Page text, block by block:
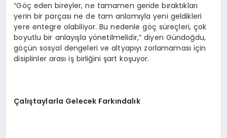
“Göç eden bireyler, ne tamamen geride bıraktıkları
yerin bir parçası ne de tam anlamıyla yeni geldikleri
yere entegre olabiliyor. Bu nedenle göç süreçleri, çok
boyutlu bir anlayışla yönetilmelidir,” diyen Gündoğdu,
göçün sosyal dengeleri ve altyapıyı zorlamaması için
disiplinler arası iş birliğini şart koşuyor.
Çalıştaylarla Gelecek Farkındalık